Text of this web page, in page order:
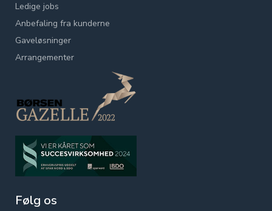
Ledige jobs
Anbefaling fra kunderne
Gaveløsninger
Arrangementer
Følg os